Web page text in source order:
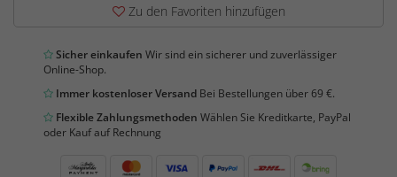
Zu den Favoriten hinzufügen
Sicher einkaufen Wir sind ein sicherer und zuverlässiger
Online-Shop.
Immer kostenloser Versand Bei Bestellungen über 69 €.
Flexible Zahlungsmethoden Wählen Sie Kreditkarte, PayPal
oder Kauf auf Rechnung